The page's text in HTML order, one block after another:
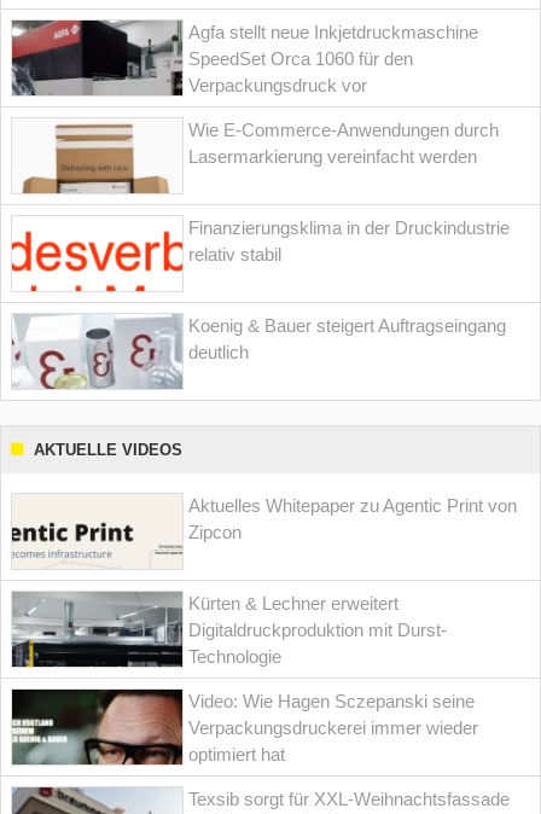
Agfa stellt neue Inkjetdruckmaschine
SpeedSet Orca 1060 für den
Verpackungsdruck vor
Wie E-Commerce-Anwendungen durch
Lasermarkierung vereinfacht werden
Finanzierungsklima in der Druckindustrie
relativ stabil
Koenig & Bauer steigert Auftragseingang
deutlich
AKTUELLE VIDEOS
Aktuelles Whitepaper zu Agentic Print von
Zipcon
Kürten & Lechner erweitert
Digitaldruckproduktion mit Durst-
Technologie
Video: Wie Hagen Sczepanski seine
Verpackungsdruckerei immer wieder
optimiert hat
Texsib sorgt für XXL-Weihnachtsfassade